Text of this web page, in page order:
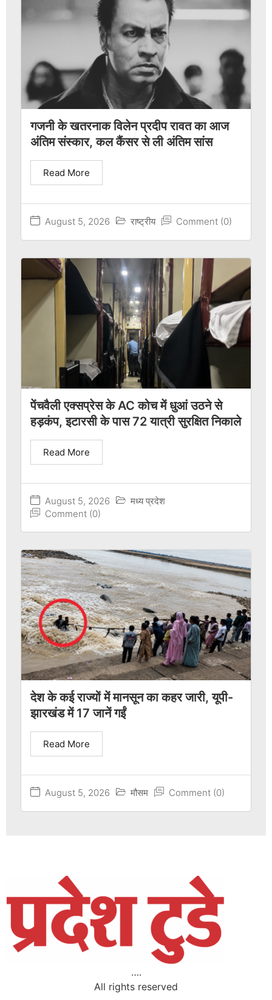
गजनी के खतरनाक विलेन प्रदीप रावत का आज
अंतिम संस्कार, कल कैंसर से ली अंतिम सांस
August 5, 2026 राष्ट्रीय Comment (0)
Read More
पेंचवैली एक्सप्रेस के AC कोच में धुआं उठने से
हड़कंप, इटारसी के पास 72 यात्री सुरक्षित निकाले
August 5, 2026
मध्य प्रदेश
Comment (0)
Read More
देश के कई राज्यों में मानसून का कहर जारी, यूपी-
झारखंड में 17 जानें गईं
August 5, 2026 मौसम Comment (0)
Read More
….
All rights reserved